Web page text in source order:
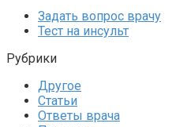
Задать вопрос врачу
Тест на инсульт
Рубрики
Другое
Статьи
Ответы врача